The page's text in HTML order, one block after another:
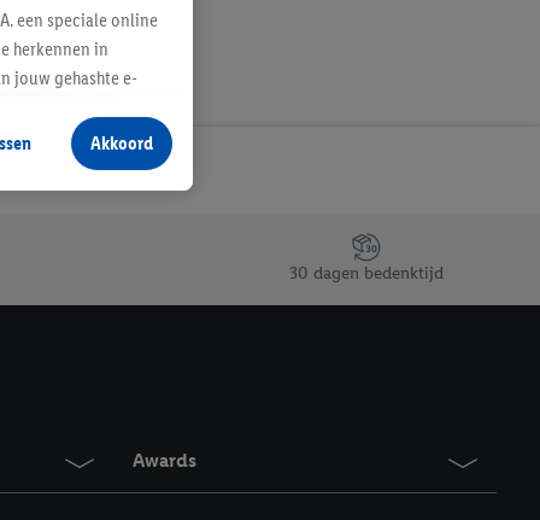
30 dagen bedenktijd
Awards
een speciale online
herkennen in
jouw gehashte e-
producten waarin je
te plaatsen
jouw gehashte e-
kunnen worden
vergelijkbare
Meer informatie,
Akkoord